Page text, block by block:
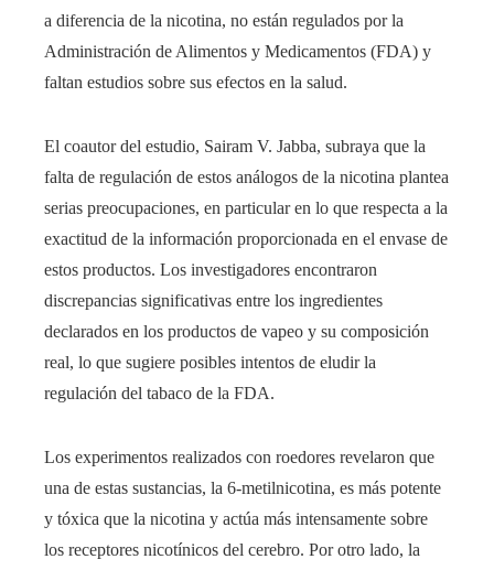
a diferencia de la nicotina, no están regulados por la
Administración de Alimentos y Medicamentos (FDA) y
faltan estudios sobre sus efectos en la salud.
El coautor del estudio, Sairam V. Jabba, subraya que la
falta de regulación de estos análogos de la nicotina plantea
serias preocupaciones, en particular en lo que respecta a la
exactitud de la información proporcionada en el envase de
estos productos. Los investigadores encontraron
discrepancias significativas entre los ingredientes
declarados en los productos de vapeo y su composición
real, lo que sugiere posibles intentos de eludir la
regulación del tabaco de la FDA.
Los experimentos realizados con roedores revelaron que
una de estas sustancias, la 6-metilnicotina, es más potente
y tóxica que la nicotina y actúa más intensamente sobre
los receptores nicotínicos del cerebro. Por otro lado, la